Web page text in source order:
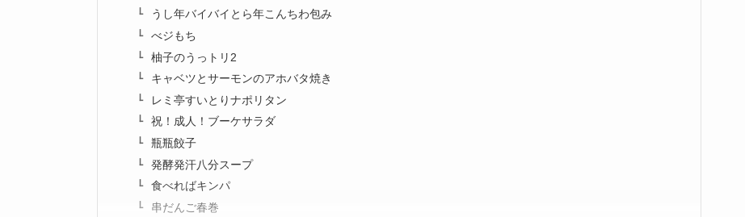
うし年バイバイとら年こんちわ包み
べジもち
柚子のうっトリ2
キャベツとサーモンのアホバタ焼き
レミ亭すいとりナポリタン
祝！成人！ブーケサラダ
瓶瓶餃子
発酵発汗八分スープ
食べればキンパ
串だんご春巻